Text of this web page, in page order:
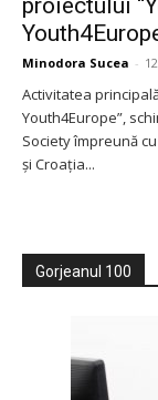
proiectului
Minodora Sucea -
Activitatea
Youth4Europe”,
Society împreună cu
și Croația...
Gorjeanul 100